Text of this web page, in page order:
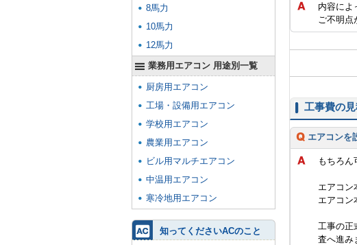
内容によ
ご不明点
工事費の
エアコンを
もちろん
エアコン
エアコン
工事の正
査へ進み
8馬力
10馬力
12馬力
業務用エアコン 用途別一覧
厨房用エアコン
工場・設備用エアコン
学校用エアコン
農業用エアコン
ビル用マルチエアコン
中温用エアコン
寒冷地用エアコン
知ってくださいACのこと